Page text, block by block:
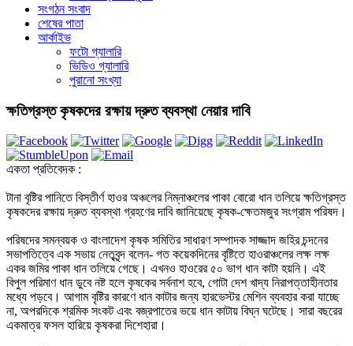
সংগঠন সংবাদ
শেষের পাতা
আর্কাইভ
ফটো গ্যালারি
ভিডিও গ্যালারি
পুরানো সংখ্যা
একতা প্রতিবেদক :
টানা বৃষ্টির পানিতে বিস্তীর্ণ হাওর অঞ্চলের নিম্নাঞ্চলের পাকা বোরো ধান তলিয়ে ক্ষতিগ্রস্ত
কৃষকদের রক্ষায় দ্রুত ব্যবস্থা গ্রহণের দাবি জানিয়েছে কৃষক-ক্ষেতমজুর সংগ্রাম পরিষদ।
পরিষদের সমন্বয়ক ও বাংলাদেশ কৃষক সমিতির সাধারণ সম্পাদক সাজ্জাদ জহির চন্দনের
সভাপতিত্বে এক সভায় নেতৃবৃন্দ বলেন- গত কয়েকদিনের বৃষ্টিতে হাওরাঞ্চলের লক্ষ লক্ষ
একর জমির পাকা ধান তলিয়ে গেছে। এখনও হাওরের ৫০ ভাগ ধান কাটা হয়নি। এই
বিপুল পরিমাণ ধান ডুবে নষ্ট হলে কৃষকের সর্বনাশ হবে, গোটা দেশ খাদ্য নিরাপত্তাহীনতার
মধ্যে পড়বে। আগাম বৃষ্টির কারণে ধান কাটার জন্য হারভেস্টর মেশিন ব্যবহার করা যাচ্ছে
না, অপরদিকে শ্রমিক সংকট এবং বজ্রপাতের ভয়ে ধান কাটায় বিঘ্ন ঘটেছে। সারা বছরের
একমাত্র ফসল হারিয়ে কৃষকরা দিশেহারা।